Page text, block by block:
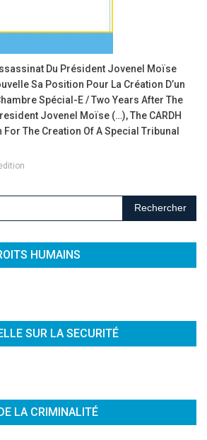
Du Président Jovenel Moïse
Sa Position Pour La Création D’un
Spécial-E / Two Years After The
Jovenel Moïse (…), The CARDH
The Creation Of A Special Tribunal
Rechercher :
HUMAINS
SUR LA SECURITÉ
LA CRIMINALITÉ